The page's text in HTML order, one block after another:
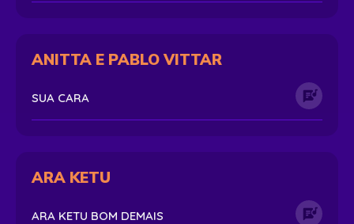
ANITTA E PABLO VITTAR
SUA CARA
ARA KETU
ARA KETU BOM DEMAIS